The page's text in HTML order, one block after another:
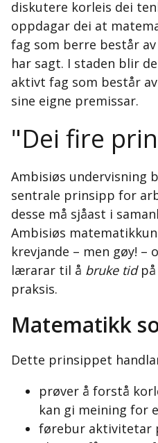
diskutere korleis dei
oppdagar dei at
fag som berre består
har sagt. I staden blir
aktivt fag som består
sine eigne premissar.
"Dei fire
Ambisiøs undervisning
sentrale prinsipp for
desse må sjåast i
Ambisiøs
krevjande – men gøy! –
lærarar til å bruke tidpå
praksis.
Matematikk
Dette prinsippet
prøver å forstå
kan gi meining for
førebur aktivitetar